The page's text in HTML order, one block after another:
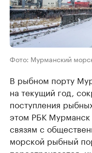
Фото: Мурманский
В рыбном порту
на текущий год,
поступления
этом РБК
связям с
морской рыбный